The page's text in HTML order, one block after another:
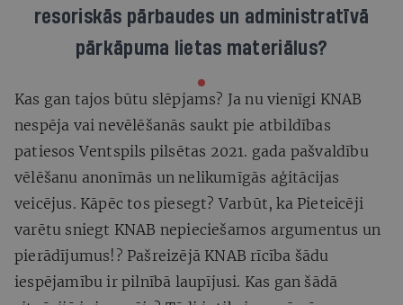
resoriskās pārbaudes un administratīvā
pārkāpuma lietas materiālus?
Kas gan tajos būtu slēpjams? Ja nu vienīgi KNAB
nespēja vai nevēlēšanās saukt pie atbildības
patiesos Ventspils pilsētas 2021. gada pašvaldību
vēlēšanu anonīmās un nelikumīgās aģitācijas
veicējus. Kāpēc tos piesegt? Varbūt, ka Pieteicēji
varētu sniegt KNAB nepieciešamos argumentus un
pierādījumus!? Pašreizējā KNAB rīcība šādu
iespējamību ir pilnībā laupījusi. Kas gan šādā